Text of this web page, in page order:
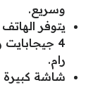
وسريع.
رام.